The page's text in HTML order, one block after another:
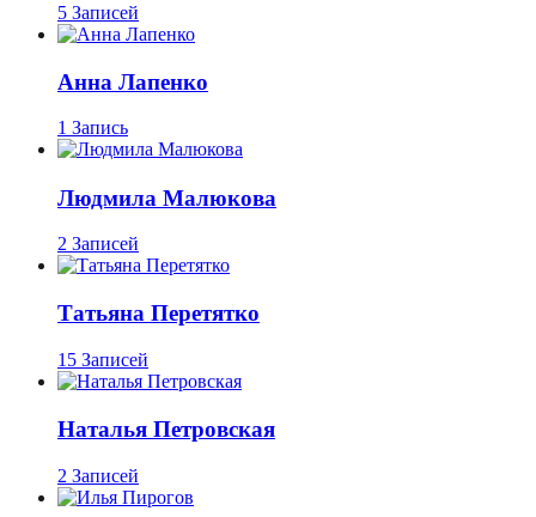
5 Записей
Анна Лапенко
1 Запись
Людмила Малюкова
2 Записей
Татьяна Перетятко
15 Записей
Наталья Петровская
2 Записей